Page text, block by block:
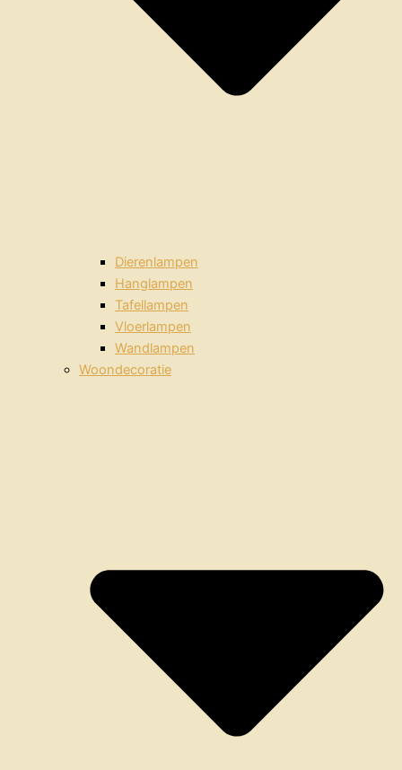
Dierenlampen
Hanglampen
Tafellampen
Vloerlampen
Wandlampen
Woondecoratie